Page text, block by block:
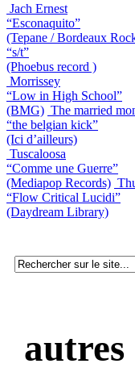
Jach Ernest
“Esconaquito”
(Tepane / Bordeaux
“s/t”
(Phoebus record )
Morrissey
“Low in High School”
(BMG) The married
“the belgian kick”
(Ici d’ailleurs)
Tuscaloosa
“Comme une Guerre”
(Mediapop Records)
“Flow Critical Lucidi”
(Daydream Library)